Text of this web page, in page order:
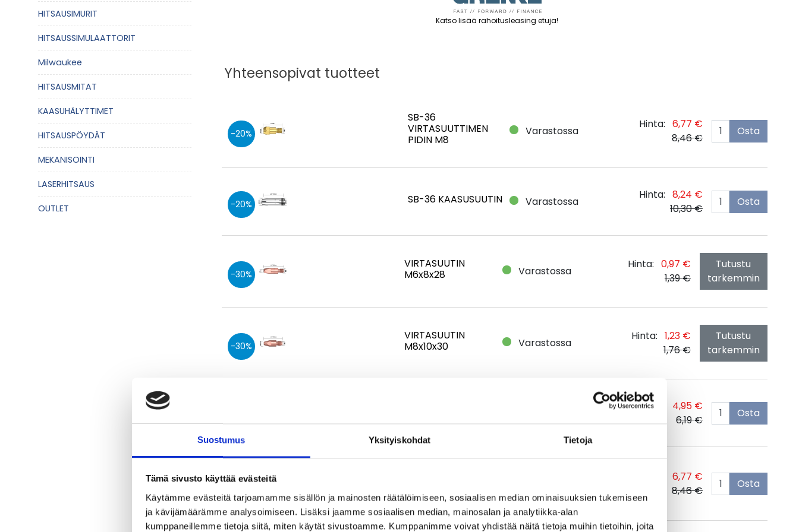
Suostumus Yksityiskohdat Tietoja
Tämä sivusto käyttää evästeitä
Käytämme evästeitä tarjoamamme sisällön ja mainosten räätälöimiseen, sosiaalisen median ominaisuuksien tukemiseen
ja kävijämäärämme analysoimiseen. Lisäksi jaamme sosiaalisen median, mainosalan ja analytiikka-alan
kumppaneillemme tietoja siitä, miten käytät sivustoamme. Kumppanimme voivat yhdistää näitä tietoja muihin tietoihin, joita
HITSAUSIMURIT
HITSAUSSIMULAATTORIT
Milwaukee
HITSAUSMITAT
KAASUHÄLYTTIMET
HITSAUSPÖYDÄT
MEKANISOINTI
LASERHITSAUS
OUTLET
Katso lisää rahoitusleasing etuja!
Yhteensopivat tuotteet
20
SB-36
VIRTASUUTTIMEN
PIDIN M8
Varastossa
Hinta: 6,77 €
8,46 €
Osta
20 SB-36 KAASUSUUTIN Varastossa
Hinta: 8,24 €
10,30 €
Osta
30
VIRTASUUTIN
M6x8x28
Varastossa
Hinta: 0,97 €
1,39 €
Tutustu
tarkemmin
30
VIRTASUUTIN
M8x10x30
Varastossa
Hinta: 1,23 €
1,76 €
Tutustu
tarkemmin
Hinta:
4,95 €
6,19 €
Osta
PIDIN M6
6,77 €
8,46 €
Osta